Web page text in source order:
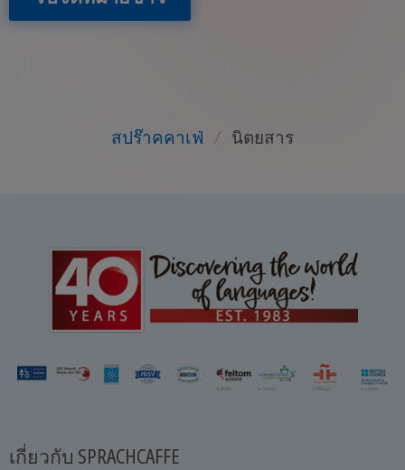
สปร๊าคคาเฟ่ / นิตยสาร
เกี่ยวกับ SPRACHCAFFE